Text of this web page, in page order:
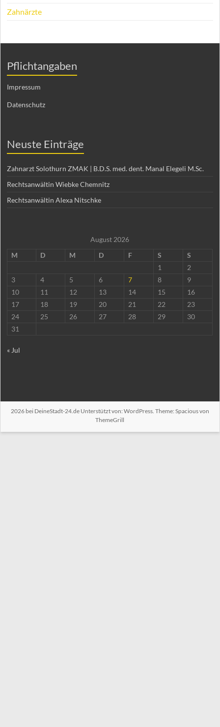
Zahnärzte
Pflichtangaben
Impressum
Datenschutz
Neuste Einträge
Zahnarzt Solothurn ZMAK | B.D.S. med. dent. Manal Elegeli M.Sc.
Rechtsanwältin Wiebke Chemnitz
Rechtsanwältin Alexa Nitschke
August 2026
M
D M D F S
S
1
2
3
4 5 6 7 8
9
10
11 12 13 14 15
16
17
18 19 20 21 22
23
24
25 26 27 28 29
30
31
« Jul
2026 bei DeineStadt-24.deUnterstützt von: WordPress. Theme: Spacious von
ThemeGrill